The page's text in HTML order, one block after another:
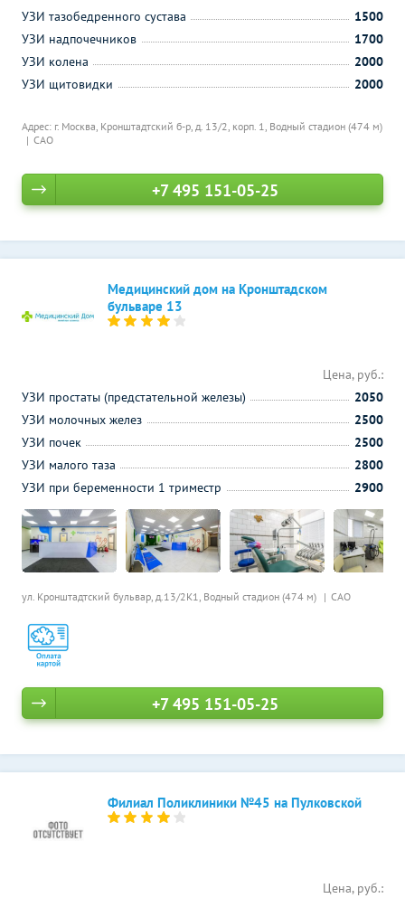
Адрес: г. Москва, Кронштадтский б-р, д. 13/2, корп. 1, Водный стадион (474 м)
САО
УЗИ тазобедренного сустава
1500
УЗИ надпочечников
1700
УЗИ колена
2000
УЗИ щитовидки
2000
+7 495 151-05-25
Медицинский дом на Кронштадском
бульваре 13
ул. Кронштадтский бульвар, д.13/2К1, Водный стадион (474 м) САО
Цена, руб.:
УЗИ простаты (предстательной железы)
2050
УЗИ молочных желез
2500
УЗИ почек
2500
УЗИ малого таза
2800
УЗИ при беременности 1 триместр
2900
+7 495 151-05-25
Филиал Поликлиники №45 на Пулковской
Цена, руб.: